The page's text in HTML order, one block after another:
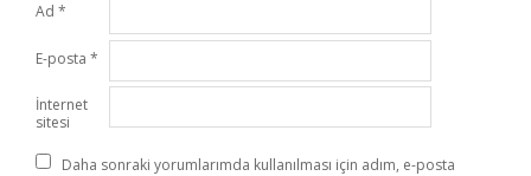
Ad *
E-posta *
İnternet
sitesi
Daha sonraki yorumlarımda kullanılması için adım, e-posta